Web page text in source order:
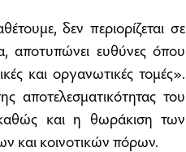
δεν περιορίζεται σε
αποτυπώνει ευθύνες όπου
και οργανωτικές τομές».
αποτελεσματικότητας του
και η θωράκιση των
και κοινοτικών πόρων.